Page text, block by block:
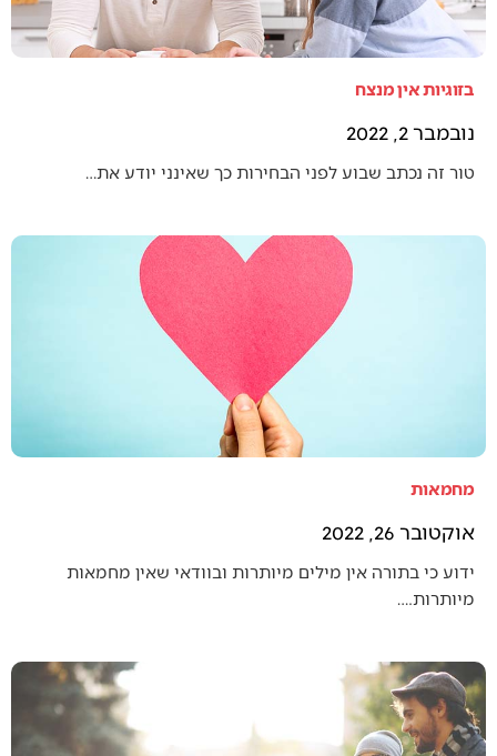
בזוגיות אין מנצח
נובמבר 2, 2022
טור זה נכתב שבוע לפני הבחירות כך שאינני יודע את…
מחמאות
אוקטובר 26, 2022
ידוע כי בתורה אין מילים מיותרות ובוודאי שאין מחמאות
מיותרות.…